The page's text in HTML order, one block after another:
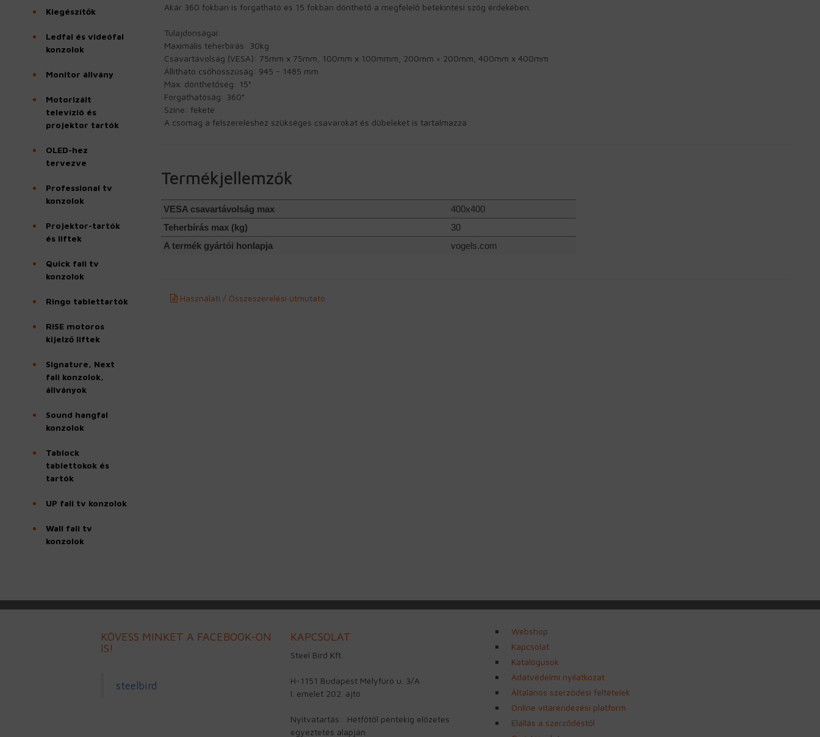
Kiegészítők
Ledfal és videófal
konzolok
Monitor állvány
Motorizált
televízió és
projektor tartók
OLED-hez
tervezve
Professional tv
konzolok
Projektor-tartók
és liftek
Quick fali tv
konzolok
Ringo tablettartók
RISE motoros
kijelző liftek
Signature, Next
fali konzolok,
állványok
Sound hangfal
konzolok
Tablock
tablettokok és
tartók
UP fali tv konzolok
Wall fali tv
konzolok
Akár 360 fokban is forgatható és 15 fokban dönthető a megfelelő betekintési szög érdekében.
Tulajdonságai:
Maximális teherbírás: 30kg
Csavartávolság (VESA): 75mm x 75mm, 100mm x 100mmm, 200mm × 200mm, 400mm x 400mm
Állítható csőhosszúság: 945 - 1485 mm
Max. dönthetőség: 15°
Forgathatóság: 360°
Színe: fekete
A csomag a felszereléshez szükséges csavarokat és dübeleket is tartalmazza
Termékjellemzők
VESA csavartávolság max
400x400
Teherbírás max (kg)
30
A termék gyártói honlapja
vogels.com
Használati / Összeszerelési útmutató
KÖVESS MINKET A FACEBOOK-ON
IS!
steelbird
KAPCSOLAT
Steel Bird Kft.
H-1151 Budapest Mélyfúró u. 3/A
I. emelet 202. ajtó
Nyitvatartás: Hétfőtől péntekig előzetes
egyeztetés alapján
Webshop
Kapcsolat
Katalógusok
Adatvédelmi nyilatkozat
Általános szerződési feltételek
Online vitarendezési platform
Elállás a szerződéstől